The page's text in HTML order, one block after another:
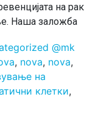
на рак
Наша заложба
@mk
, nova, nova,
на
клетки,